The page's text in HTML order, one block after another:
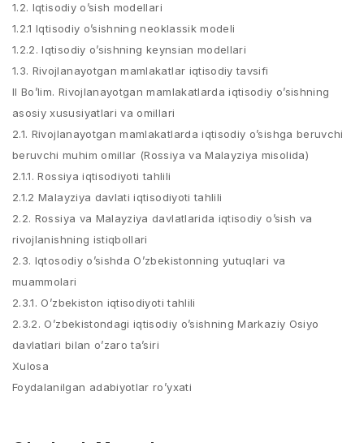
1.2. Iqtisodiy o’sish modellari
1.2.1 Iqtisodiy o’sishning neoklassik modeli
1.2.2. Iqtisodiy o’sishning keynsian modellari
1.3. Rivojlanayotgan mamlakatlar iqtisodiy tavsifi
II Bo’lim. Rivojlanayotgan mamlakatlarda iqtisodiy o’sishning
asosiy xususiyatlari va omillari
2.1. Rivojlanayotgan mamlakatlarda iqtisodiy o’sishga beruvchi
beruvchi muhim omillar (Rossiya va Malayziya misolida)
2.1.1. Rossiya iqtisodiyoti tahlili
2.1.2 Malayziya davlati iqtisodiyoti tahlili
2.2. Rossiya va Malayziya davlatlarida iqtisodiy o’sish va
rivojlanishning istiqbollari
2.3. Iqtosodiy o’sishda O’zbekistonning yutuqlari va
muammolari
2.3.1. O’zbekiston iqtisodiyoti tahlili
2.3.2. O’zbekistondagi iqtisodiy o’sishning Markaziy Osiyo
davlatlari bilan o’zaro ta’siri
Xulosa
Foydalanilgan adabiyotlar ro’yxati